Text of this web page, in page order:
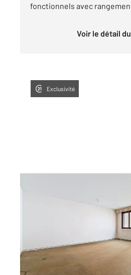
fonctionnels avec
Voir le détail
Exclusivité
Appartement T5 à
125 700 €
CLERMONT-FERRAND À